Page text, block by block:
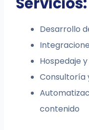
Desarrollo
Hospedaje
Consultoría
contenido